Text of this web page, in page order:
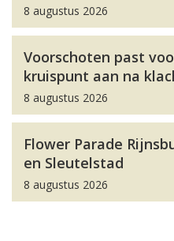
8 augustus 2026
Voorschoten past
kruispunt aan na
8 augustus 2026
Flower Parade
en Sleutelstad
8 augustus 2026